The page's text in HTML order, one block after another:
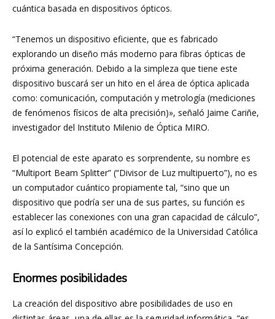
cuántica basada en dispositivos ópticos.
“Tenemos un dispositivo eficiente, que es fabricado
explorando un diseño más moderno para fibras ópticas de
próxima generación. Debido a la simpleza que tiene este
dispositivo buscará ser un hito en el área de óptica aplicada
como: comunicación, computación y metrología (mediciones
de fenómenos físicos de alta precisión)», señaló Jaime Cariñe,
investigador del Instituto Milenio de Óptica MIRO.
El potencial de este aparato es sorprendente, su nombre es
“Multiport Beam Splitter” (“Divisor de Luz multipuerto”), no es
un computador cuántico propiamente tal, “sino que un
dispositivo que podría ser una de sus partes, su función es
establecer las conexiones con una gran capacidad de cálculo”,
así lo explicó el también académico de la Universidad Católica
de la Santísima Concepción.
Enormes posibilidades
La creación del dispositivo abre posibilidades de uso en